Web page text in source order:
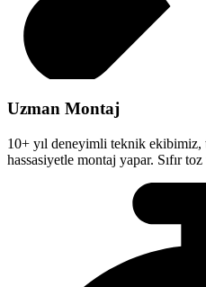
Uzman Montaj
10+ yıl deneyimli teknik ekibimiz,
hassasiyetle montaj yapar. Sıfır